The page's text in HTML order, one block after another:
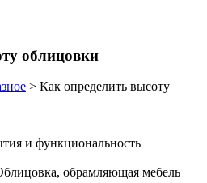
облицовки
> Как определить высоту